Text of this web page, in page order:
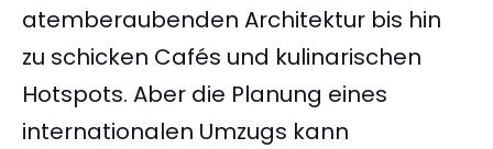
atemberaubenden Architektur bis hin
zu schicken Cafés und kulinarischen
Hotspots. Aber die Planung eines
internationalen Umzugs kann